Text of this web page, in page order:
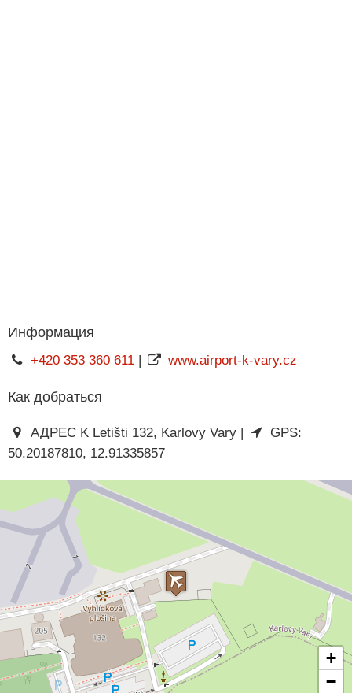
Информация
+420 353 360 611| www.airport-k-vary.cz
Как добраться
АДРЕС K Letišti 132, Karlovy Vary |
GPS:
50.20187810, 12.91335857
+
−